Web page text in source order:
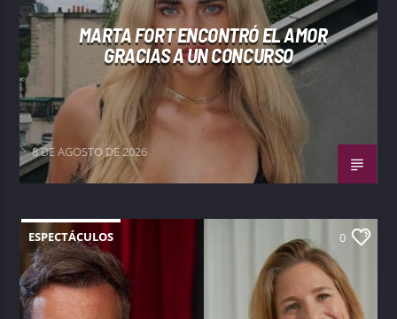
MARTA FORT ENCONTRÓ EL AMOR
GRACIAS A UN CONCURSO
8 DE AGOSTO DE 2026
ESPECTÁCULOS 0